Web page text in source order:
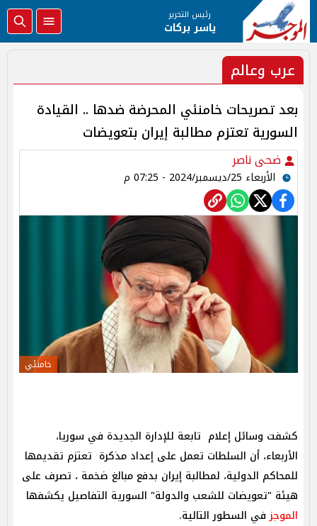
رئيس التحرير
ياسر بركات
عرب وعالم
بعد تصريحات خامنئي المحرضة ضدها .. القيادة
السورية تعتزم مطالبة إيران بتعويضات
ضحى ناصر
الأربعاء 25/ديسمبر/2024 - 07:25 م
خامنئي
كشفت وسائل إعلام تابعة للإدارة الجديدة في سوريا،
الأربعاء، أن السلطات تعمل على إعداد مذكرة تعتزم تقديمها
للمحاكم الدولية، لمطالبة إيران بدفع مبالغ ضخمة ، تصرف على
هيئة "تعويضات للشعب والدولة" السورية التفاصيل يكشفها
الموجزفي السطور التالية.